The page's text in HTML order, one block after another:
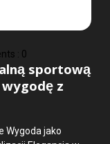
: 0
sportową
z
Wygoda jako